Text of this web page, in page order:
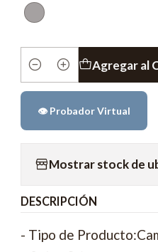
Cantidad
Agregar al
👁️ Probador Virtual
Mostrar stock de
DESCRIPCIÓN
- Tipo de